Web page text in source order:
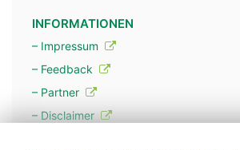
INFORMATIONEN
– Impressum
– Feedback
– Partner
– Disclaimer